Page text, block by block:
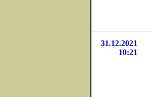
31.12.2021
10:21